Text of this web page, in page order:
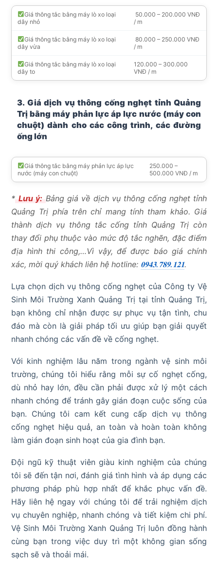
Giá thông tắc bằng máy lò xo loại
dây nhỏ
50.000 – 200.000 VNĐ
/ m
Giá thông tắc bằng máy lò xo loại
dây vừa
80.000 – 250.000 VNĐ
/ m
Giá thông tắc bằng máy lò xo loại
dây to
120.000 – 300.000
VNĐ / m
3. Giá dịch vụ thông cống nghẹt tỉnh Quảng
Trị bằng máy phản lực áp lực nước (máy con
chuột) dành cho các công trình, các đường
ống lớn
Giá thông tắc bằng máy phản lực áp lực
nước (máy con chuột)
250.000 –
500.000 VNĐ / m
* Lưu ý: Bảng giá về dịch vụ thông cống nghẹt tỉnh
Quảng Trị phía trên chỉ mang tính tham khảo. Giá
thành dịch vụ thông tắc cống tỉnh Quảng Trị còn
thay đổi phụ thuộc vào mức độ tắc nghẽn, đặc điểm
địa hình thi công,…Vì vậy, để được báo giá chính
xác, mời quý khách liên hệ hotline: 𝟎𝟗𝟒𝟑.𝟕𝟖𝟗.𝟏𝟐𝟏.
Lựa chọn dịch vụ thông cống nghẹt của Công ty Vệ
Sinh Môi Trường Xanh Quảng Trị tại tỉnh Quảng Trị,
bạn không chỉ nhận được sự phục vụ tận tình, chu
đáo mà còn là giải pháp tối ưu giúp bạn giải quyết
nhanh chóng các vấn đề về cống nghẹt.
Với kinh nghiệm lâu năm trong ngành vệ sinh môi
trường, chúng tôi hiểu rằng mỗi sự cố nghẹt cống,
dù nhỏ hay lớn, đều cần phải được xử lý một cách
nhanh chóng để tránh gây gián đoạn cuộc sống của
bạn. Chúng tôi cam kết cung cấp dịch vụ thông
cống nghẹt hiệu quả, an toàn và hoàn toàn không
làm gián đoạn sinh hoạt của gia đình bạn.
Đội ngũ kỹ thuật viên giàu kinh nghiệm của chúng
tôi sẽ đến tận nơi, đánh giá tình hình và áp dụng các
phương pháp phù hợp nhất để khắc phục vấn đề.
Hãy liên hệ ngay với chúng tôi để trải nghiệm dịch
vụ chuyên nghiệp, nhanh chóng và tiết kiệm chi phí.
Vệ Sinh Môi Trường Xanh Quảng Trị luôn đồng hành
cùng bạn trong việc duy trì một không gian sống
sạch sẽ và thoải mái.